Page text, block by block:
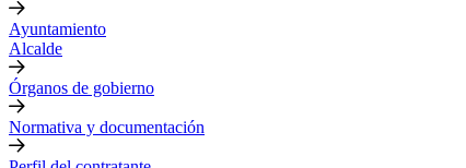
Ayuntamiento
Alcalde
Órganos de gobierno
Normativa y documentación